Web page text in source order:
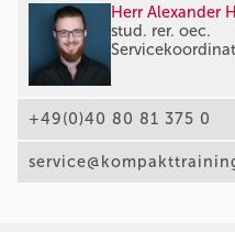
Herr Alexander
stud. rer. oec.
+49(0)40 80 81 375 0